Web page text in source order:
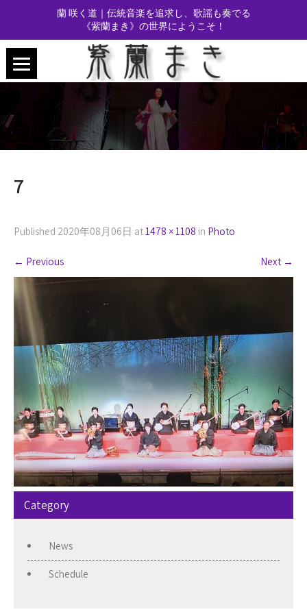
蘭 咲く道｜伝統音楽を追求し、歌謡も奏でる
《紫蘭まき》の世界にようこそ！
7
Published 2020年08月06日 at 1478 × 1108 in Photo
← Previous Next →
Category
News
Schedule